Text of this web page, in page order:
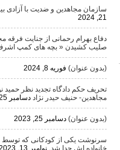
سازمان مجاهدین و ضدیت با آزادی
21, 2024
دفاع بهرام رحمانی از جنایت فرقه
صلیب کشیدن « بچه های کمپ
(بدون عنوان) فوریه 8, 2024
تحریف حکم دادگاه تجدید نظر
مجاهدین- حنیف حیدر نژاد دسامبر 25, 2023
(بدون عنوان) دسامبر 25, 2023
سرنوشت یکی از کودکانی که توسط
خانواده اش جدا شد. نوامبر 13, 2023